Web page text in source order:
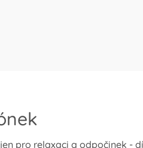
pro relaxaci a odpočinek -